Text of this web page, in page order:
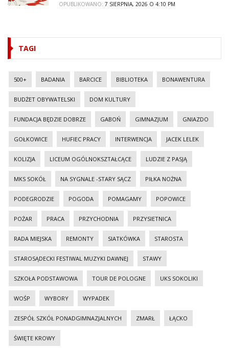
OPUBLIKOWANO: 7 SIERPNIA, 2026 O 4:10 PM
TAGI
500+ BADANIA BARCICE BIBLIOTEKA BONAWENTURA
BUDŻET OBYWATELSKI DOM KULTURY
FUNDACJA BĘDZIE DOBRZE GABOŃ GIMNAZJUM GNIAZDO
GOŁKOWICE HUFIEC PRACY INTERWENCJA JACEK LELEK
KOLIZJA LICEUM OGÓLNOKSZTAŁCĄCE LUDZIE Z PASJĄ
MKS SOKÓŁ NA SYGNALE -STARY SĄCZ PIŁKA NOŻNA
PODEGRODZIE POGODA POMAGAMY POPOWICE
POŻAR PRACA PRZYCHODNIA PRZYSIETNICA
RADA MIEJSKA REMONTY SIATKÓWKA STAROSTA
STAROSĄDECKI FESTIWAL MUZYKI DAWNEJ STAWY
SZKOŁA PODSTAWOWA TOUR DE POLOGNE UKS SOKOLIKI
WOŚP WYBORY WYPADEK
ZESPÓŁ SZKÓŁ PONADGIMNAZJALNYCH ZMARŁ ŁĄCKO
ŚWIĘTE KROWY